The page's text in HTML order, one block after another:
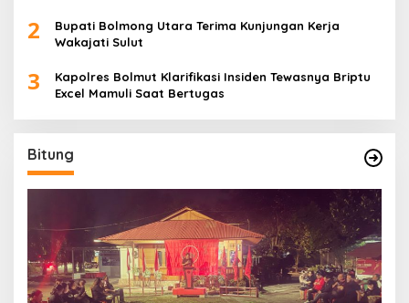
2
Bupati Bolmong Utara Terima Kunjungan Kerja
Wakajati Sulut
3
Kapolres Bolmut Klarifikasi Insiden Tewasnya Briptu
Excel Mamuli Saat Bertugas
Bitung